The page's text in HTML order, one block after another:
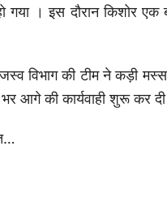
। इस दौरान किशोर
विभाग की टीम ने कड़ी
आगे की कार्यवाही शुरू कर